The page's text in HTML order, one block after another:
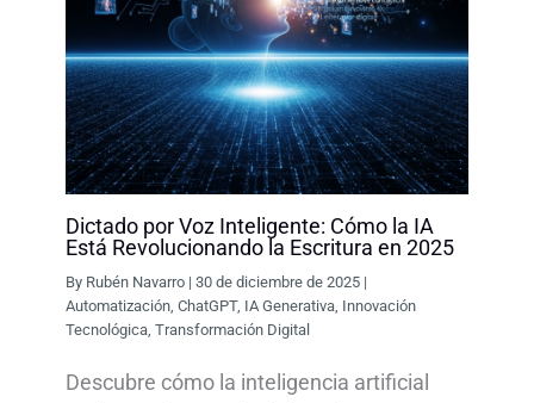
Dictado por Voz Inteligente: Cómo la IA
Está Revolucionando la Escritura en 2025
By Rubén Navarro |30 de diciembre de 2025 |
Automatización,ChatGPT, IA Generativa, Innovación
Tecnológica,Transformación Digital
Descubre cómo la inteligencia artificial